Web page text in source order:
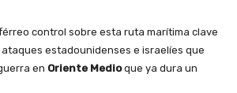
control sobre esta ruta marítima clave
estadounidenses e israelíes que
en Oriente Medioque ya dura un